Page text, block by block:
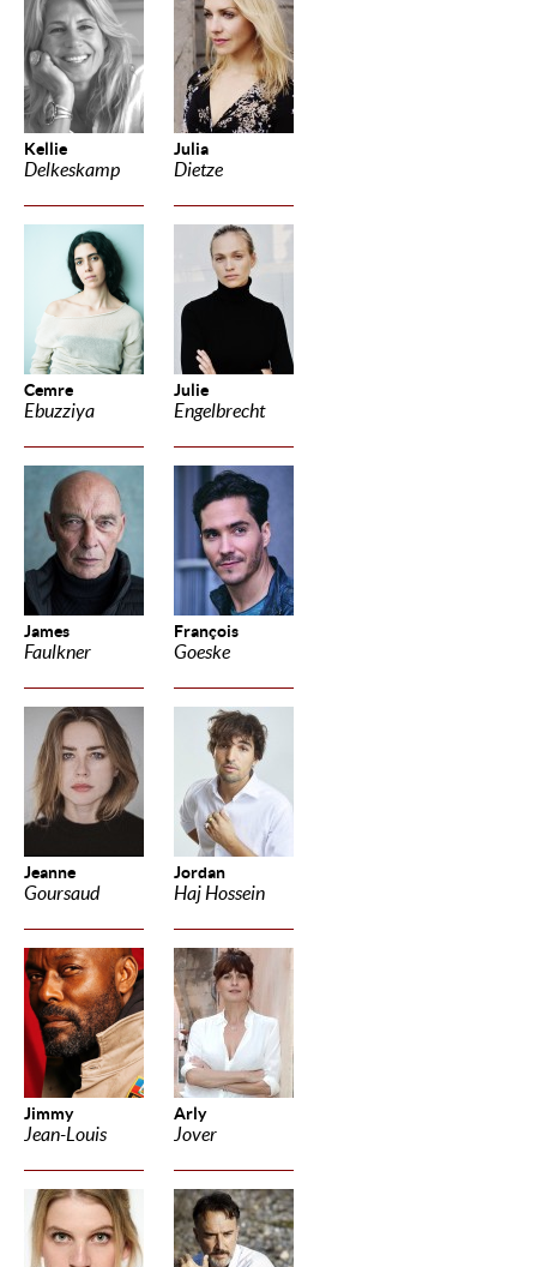
Kellie
Delkeskamp
Julia
Dietze
Cemre
Ebuzziya
Julie
Engelbrecht
James
Faulkner
François
Goeske
Jeanne
Goursaud
Jordan
Haj Hossein
Jimmy
Jean-Louis
Arly
Jover